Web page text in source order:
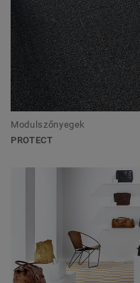
Modulszőnyegek
PROTECT